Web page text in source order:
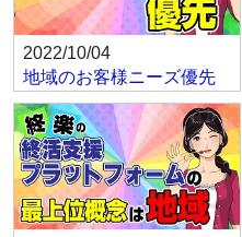
2022/10/04
地域のお客様ニーズ優先